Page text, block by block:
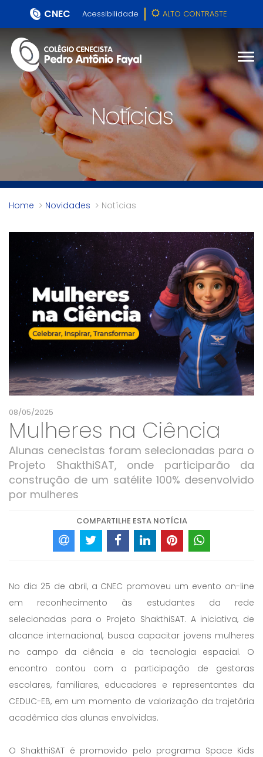
CNEC Acessibilidade ALTO CONTRASTE
Notícias
Home Novidades Notícias
08/05/2025
Mulheres na Ciência
Alunas cenecistas foram selecionadas para o
Projeto ShakthiSAT, onde participarão da
construção de um satélite 100% desenvolvido
por mulheres
COMPARTILHE ESTA NOTÍCIA
No dia 25 de abril, a CNEC promoveu um evento on-line
em reconhecimento às estudantes da rede
selecionadas para o Projeto ShakthiSAT. A iniciativa, de
alcance internacional, busca capacitar jovens mulheres
no campo da ciência e da tecnologia espacial. O
encontro contou com a participação de gestoras
escolares, familiares, educadores e representantes da
CEDUC-EB, em um momento de valorização da trajetória
acadêmica das alunas envolvidas.
O ShakthiSAT é promovido pelo programa Space Kids